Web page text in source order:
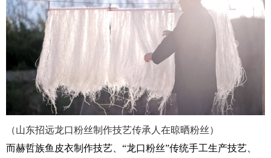
（山东招远龙口粉丝制作技艺传承人在晾晒粉丝）
而赫哲族鱼皮衣制作技艺、“龙口粉丝”传统手工生产技艺、